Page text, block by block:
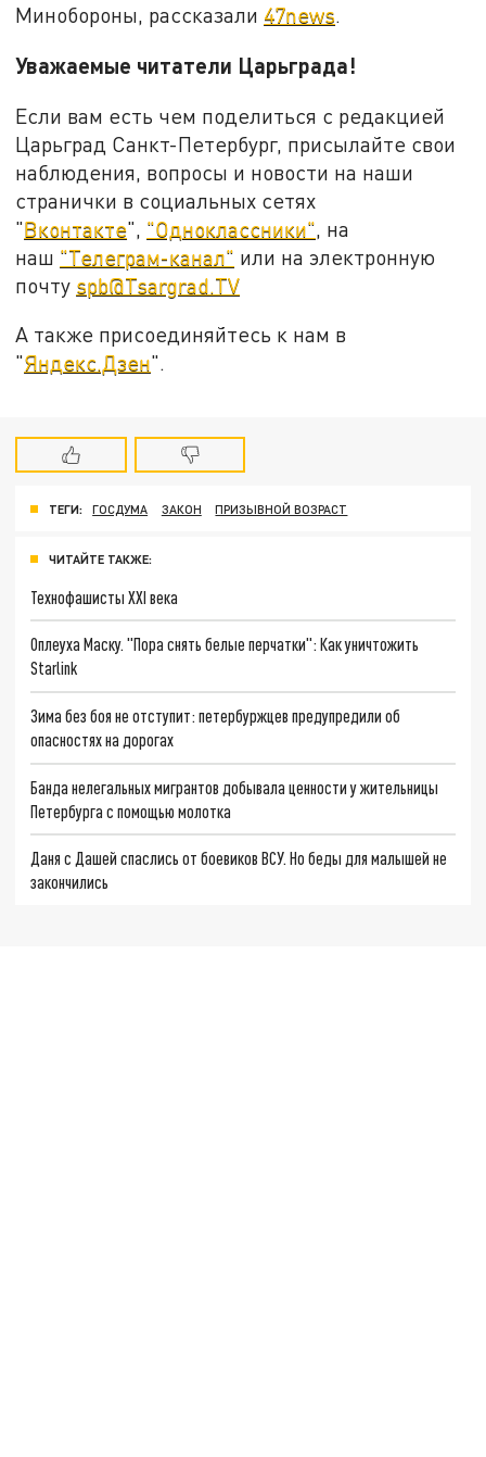
Минобороны, рассказали 47news.
Уважаемые читатели Царьграда!
Если вам есть чем поделиться с редакцией
Царьград Санкт-Петербург, присылайте свои
наблюдения, вопросы и новости на наши
странички в социальных сетях
"Вконтакте", "Одноклассники" , на
наш "Телеграм-канал" или на электронную
почту spb@Tsargrad.TV
А также присоединяйтесь к нам в
"Яндекс.Дзен".
ТЕГИ: ГОСДУМА ЗАКОН ПРИЗЫВНОЙ ВОЗРАСТ
ЧИТАЙТЕ ТАКЖЕ:
Технофашисты XXI века
Оплеуха Маску. "Пора снять белые перчатки": Как уничтожить
Starlink
Зима без боя не отступит: петербуржцев предупредили об
опасностях на дорогах
Банда нелегальных мигрантов добывала ценности у жительницы
Петербурга с помощью молотка
Даня с Дашей спаслись от боевиков ВСУ. Но беды для малышей не
закончились